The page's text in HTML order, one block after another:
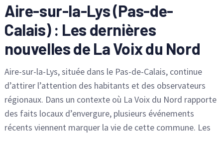
Aire-sur-la-Lys (Pas-de-
Calais) : Les dernières
nouvelles de La Voix du Nord
Aire-sur-la-Lys, située dans le Pas-de-Calais, continue
d’attirer l’attention des habitants et des observateurs
régionaux. Dans un contexte où La Voix du Nord rapporte
des faits locaux d’envergure, plusieurs événements
récents viennent marquer la vie de cette commune. Les